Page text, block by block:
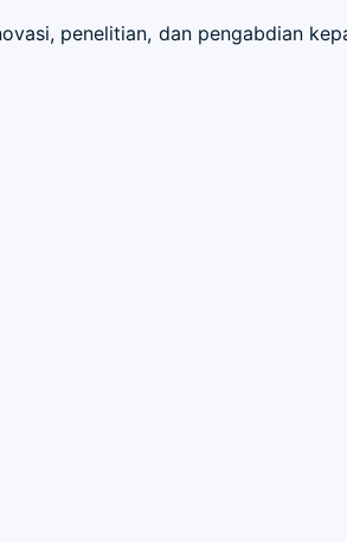
penelitian, dan pengabdian